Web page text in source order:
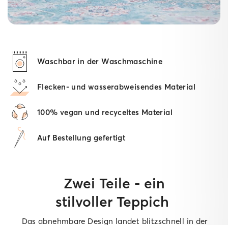
Waschbar in der Waschmaschine
Flecken- und wasserabweisendes Material
100% vegan und recyceltes Material
Auf Bestellung gefertigt
Zwei Teile - ein
stilvoller Teppich
Das abnehmbare Design landet blitzschnell in der